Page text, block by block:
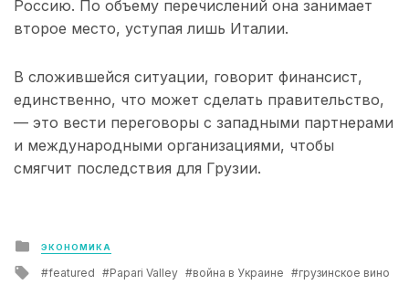
Россию. По объему перечислений она занимает
второе место, уступая лишь Италии.
В сложившейся ситуации, говорит финансист,
единственно, что может сделать правительство,
— это вести переговоры с западными партнерами
и международными организациями, чтобы
смягчит последствия для Грузии.
Posted
in
ЭКОНОМИКА
Tagged
featured Papari Valley война в Украине
грузинское вино